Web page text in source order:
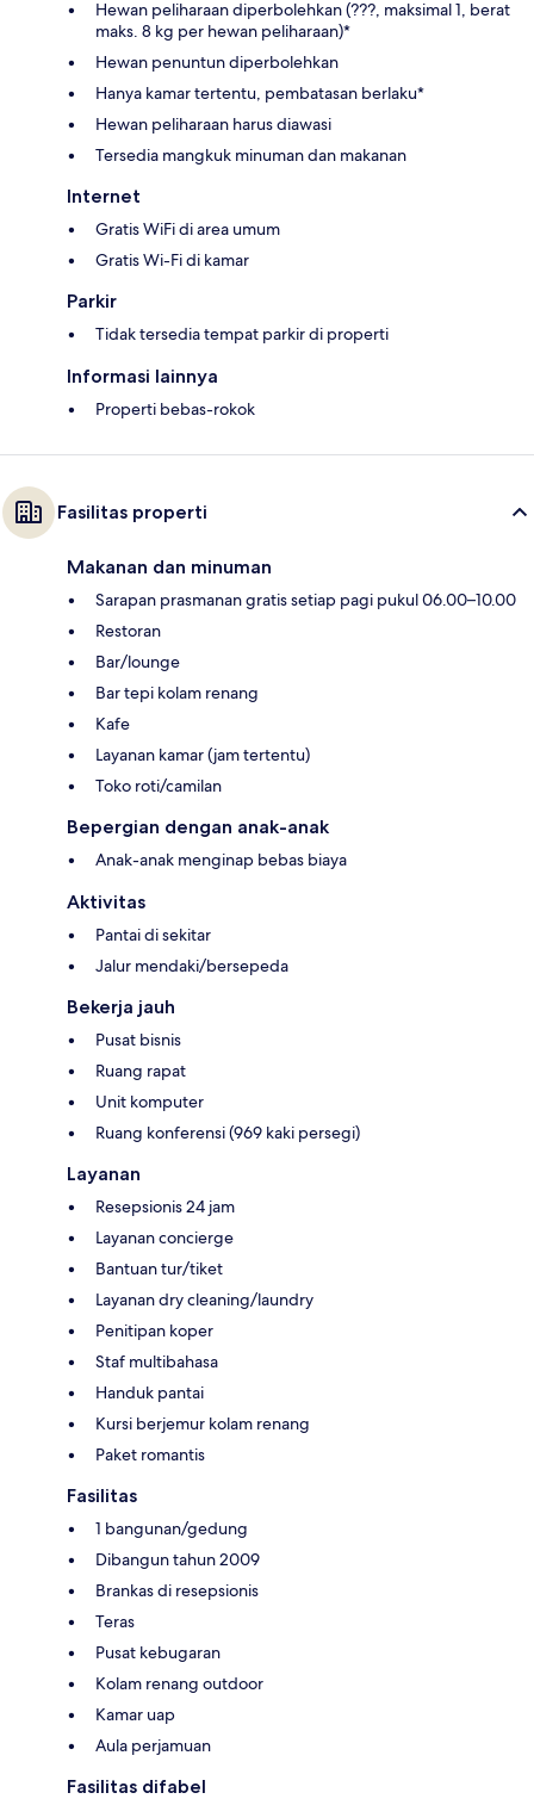
Hewan peliharaan diperbolehkan (???, maksimal 1, berat
maks. 8 kg per hewan peliharaan)*
Hewan penuntun diperbolehkan
Hanya kamar tertentu, pembatasan berlaku*
Hewan peliharaan harus diawasi
Tersedia mangkuk minuman dan makanan
Internet
Gratis WiFi di area umum
Gratis Wi-Fi di kamar
Parkir
Tidak tersedia tempat parkir di properti
Informasi lainnya
Properti bebas-rokok
Fasilitas properti
Makanan dan minuman
Sarapan prasmanan gratis setiap pagi pukul 06.00–10.00
Restoran
Bar/lounge
Bar tepi kolam renang
Kafe
Layanan kamar (jam tertentu)
Toko roti/camilan
Bepergian dengan anak-anak
Anak-anak menginap bebas biaya
Aktivitas
Pantai di sekitar
Jalur mendaki/bersepeda
Bekerja jauh
Pusat bisnis
Ruang rapat
Unit komputer
Ruang konferensi (969 kaki persegi)
Layanan
Resepsionis 24 jam
Layanan concierge
Bantuan tur/tiket
Layanan dry cleaning/laundry
Penitipan koper
Staf multibahasa
Handuk pantai
Kursi berjemur kolam renang
Paket romantis
Fasilitas
1 bangunan/gedung
Dibangun tahun 2009
Brankas di resepsionis
Teras
Pusat kebugaran
Kolam renang outdoor
Kamar uap
Aula perjamuan
Fasilitas difabel